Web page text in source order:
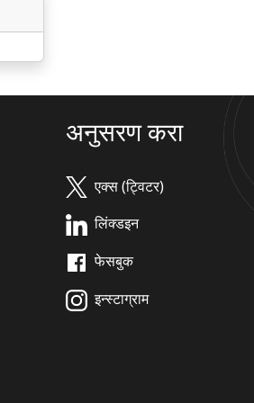
अनुसरण करा
एक्स (ट्विटर)
लिंक्डइन
फेसबुक
इन्स्टाग्राम